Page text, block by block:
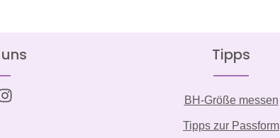
Tipps
BH-Größe messen
Tipps zur Passform